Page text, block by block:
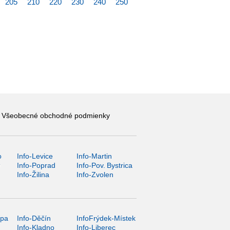
205 210 220 230 240 250
Všeobecné obchodné podmienky
Info-Levice
Info-Martin
Info-Poprad
Info-Pov. Bystrica
Info-Žilina Info-Zvolen
Info-Děčín
InfoFrýdek-Místek
Info-Kladno Info-Liberec